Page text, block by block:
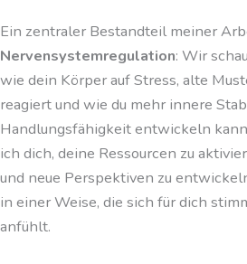
Ein zentraler Bestandteil meiner
Nervensystemregulation: Wir
wie dein Körper auf Stress, alte
reagiert und wie du mehr innere
Handlungsfähigkeit entwickeln
ich dich, deine Ressourcen zu
und neue Perspektiven zu
in einer Weise, die sich für dich
anfühlt.